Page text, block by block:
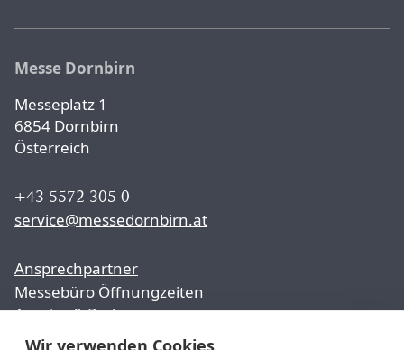
Messe Dornbirn
Messeplatz 1
6854 Dornbirn
Österreich
+43 5572 305-0
service@messedornbirn.at
Ansprechpartner
Messebüro Öffnungzeiten
Anreise & Parken
Wir verwenden Cookies